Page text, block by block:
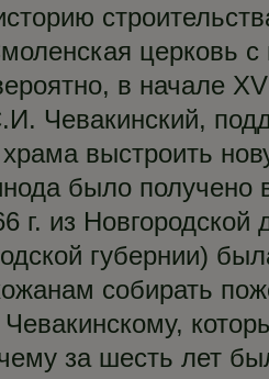
церковь
в начале
Чевакинский,
выстроить
было получено
г. из
губернии)
собирать
Чевакинскому,
за шесть лет